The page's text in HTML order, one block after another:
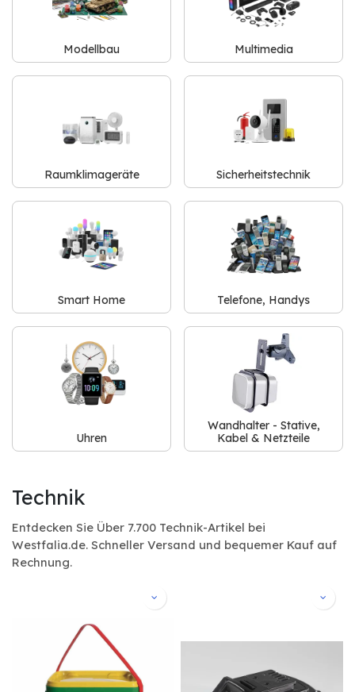
Modellbau Multimedia
Raumklimageräte Sicherheitstechnik
Smart Home Telefone, Handys
Uhren
Wandhalter - Stative,
Kabel & Netzteile
Technik
Entdecken Sie Über 7.700 Technik-Artikel bei
Westfalia.de. Schneller Versand und bequemer Kauf auf
Rechnung.